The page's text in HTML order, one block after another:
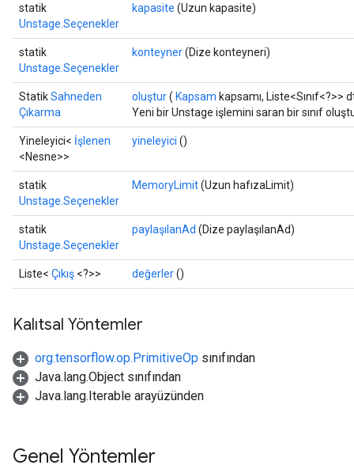
statik
Unstage.Seçenekler
kapasite (Uzun kapasite)
statik
Unstage.Seçenekler
konteyner(Dize konteyneri)
StatikSahneden
Çıkarma
oluştur( Kapsam kapsamı, Liste<Sınıf<?>>
Yeni bir Unstage işlemini saran bir sınıf
Yineleyici< İşlenen
<Nesne>>
yineleyici ()
statik
Unstage.Seçenekler
MemoryLimit(Uzun hafızaLimit)
statik
Unstage.Seçenekler
paylaşılanAd (Dize paylaşılanAd)
Liste< Çıkış <?>> değerler()
Kalıtsal Yöntemler
org.tensorflow.op.PrimitiveOp sınıfından
Java.lang.Object sınıfından
Java.lang.Iterable arayüzünden
Genel Yöntemler